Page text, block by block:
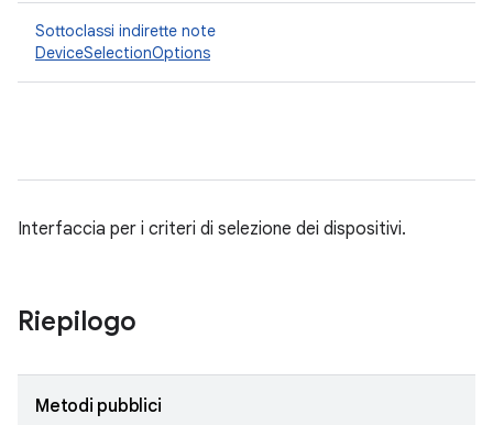
Sottoclassi indirette note
DeviceSelectionOptions
Interfaccia per i criteri di selezione dei dispositivi.
Riepilogo
Metodi pubblici